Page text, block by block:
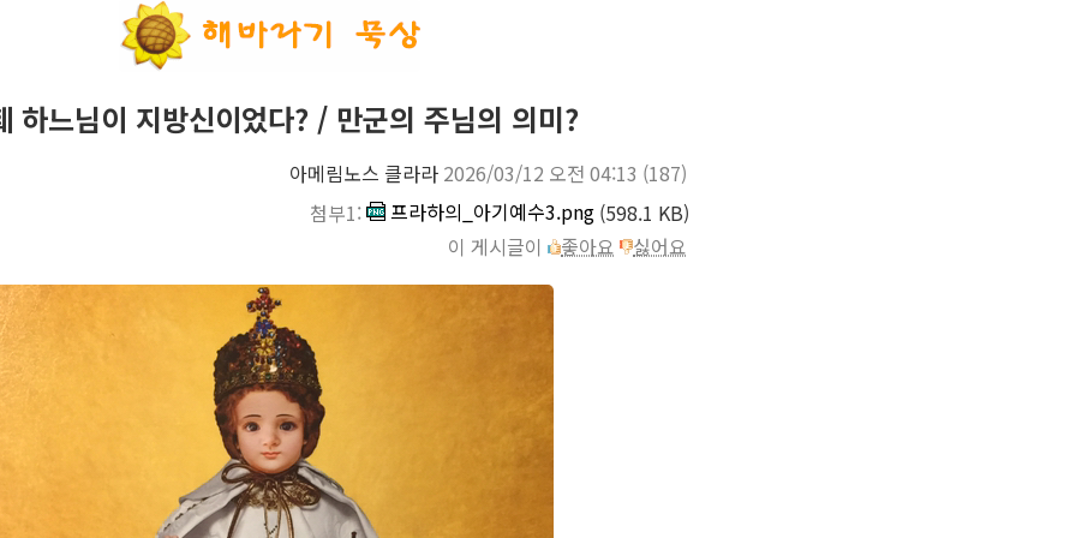
하느님이 지방신이었다? / 만군의 주님의 의미?
아메림노스 클라라 2026/03/12 오전 04:13 (187)
첨부1:
프라하의_아기예수3.png (598.1 KB)
이 게시글이
좋아요 싫어요